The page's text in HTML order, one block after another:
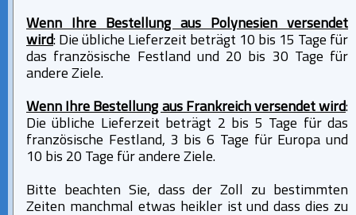
Wenn Ihre Bestellung aus Polynesien versendet
wird: Die übliche Lieferzeit beträgt 10 bis 15 Tage für
das französische Festland und 20 bis 30 Tage für
andere Ziele.
Wenn Ihre Bestellung aus Frankreich versendet wird:
Die übliche Lieferzeit beträgt 2 bis 5 Tage für das
französische Festland, 3 bis 6 Tage für Europa und
10 bis 20 Tage für andere Ziele.
Bitte beachten Sie, dass der Zoll zu bestimmten
Zeiten manchmal etwas heikler ist und dass dies zu